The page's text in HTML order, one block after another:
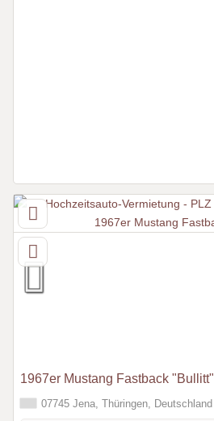
1967er Mustang Fastback "Bullitt"
07745 Jena, Thüringen, Deutschland